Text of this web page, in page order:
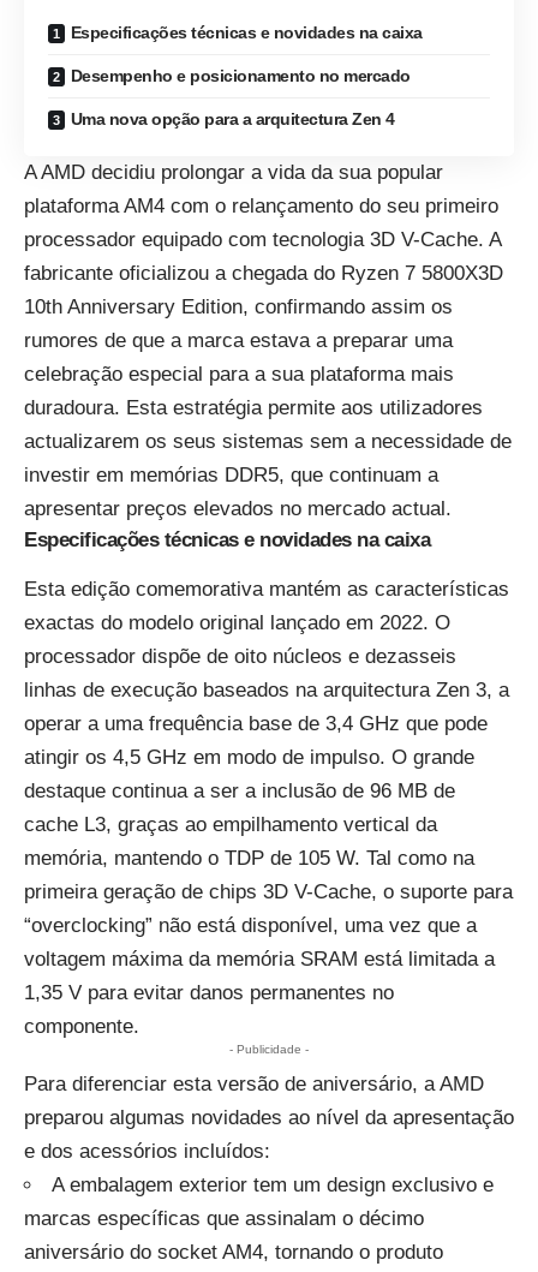
Especificações técnicas e novidades na caixa
Desempenho e posicionamento no mercado
Uma nova opção para a arquitectura Zen 4
A AMD decidiu prolongar a vida da sua popular
plataforma AM4 com o relançamento do seu primeiro
processador equipado com tecnologia 3D V-Cache. A
fabricante oficializou a chegada do Ryzen 7 5800X3D
10th Anniversary Edition, confirmando assim os
rumores de que a marca estava a preparar uma
celebração especial para a sua plataforma mais
duradoura. Esta estratégia permite aos utilizadores
actualizarem os seus sistemas sem a necessidade de
investir em memórias DDR5, que continuam a
apresentar preços elevados no mercado actual.
Especificações técnicas e novidades na caixa
Esta edição comemorativa mantém as características
exactas do modelo original lançado em 2022. O
processador dispõe de oito núcleos e dezasseis
linhas de execução baseados na arquitectura Zen 3, a
operar a uma frequência base de 3,4 GHz que pode
atingir os 4,5 GHz em modo de impulso. O grande
destaque continua a ser a inclusão de 96 MB de
cache L3, graças ao empilhamento vertical da
memória, mantendo o TDP de 105 W. Tal como na
primeira geração de chips 3D V-Cache, o suporte para
“overclocking” não está disponível, uma vez que a
voltagem máxima da memória SRAM está limitada a
1,35 V para evitar danos permanentes no
componente.
- Publicidade -
Para diferenciar esta versão de aniversário, a AMD
preparou algumas novidades ao nível da apresentação
e dos acessórios incluídos:
A embalagem exterior tem um design exclusivo e
marcas específicas que assinalam o décimo
aniversário do socket AM4, tornando o produto